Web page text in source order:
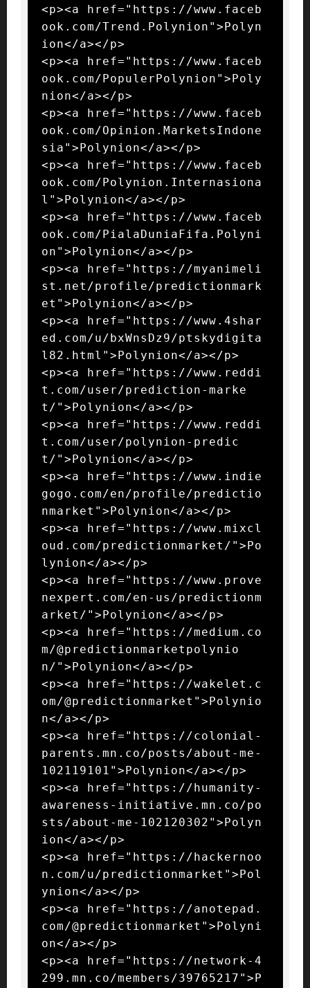
<p><a href="https://www.faceb
ook.com/Trend.Polynion">Polyn
ion</a></p>
<p><a href="https://www.faceb
ook.com/PopulerPolynion">Poly
nion</a></p>
<p><a href="https://www.faceb
ook.com/Opinion.MarketsIndone
sia">Polynion</a></p>
<p><a href="https://www.faceb
ook.com/Polynion.Internasiona
l">Polynion</a></p>
<p><a href="https://www.faceb
ook.com/PialaDuniaFifa.Polyni
on">Polynion</a></p>
<p><a href="https://myanimeli
st.net/profile/predictionmark
et">Polynion</a></p>
<p><a href="https://www.4shar
ed.com/u/bxWnsDz9/ptskydigita
l82.html">Polynion</a></p>
<p><a href="https://www.reddi
t.com/user/prediction-marke
t/">Polynion</a></p>
<p><a href="https://www.reddi
t.com/user/polynion-predic
t/">Polynion</a></p>
<p><a href="https://www.indie
gogo.com/en/profile/predictio
nmarket">Polynion</a></p>
<p><a href="https://www.mixcl
oud.com/predictionmarket/">Po
lynion</a></p>
<p><a href="https://www.prove
nexpert.com/en-us/predictionm
arket/">Polynion</a></p>
<p><a href="https://medium.co
m/@predictionmarketpolynio
n/">Polynion</a></p>
<p><a href="https://wakelet.c
om/@predictionmarket">Polynio
n</a></p>
<p><a href="https://colonial-
parents.mn.co/posts/about-me-
102119101">Polynion</a></p>
<p><a href="https://humanity-
awareness-initiative.mn.co/po
sts/about-me-102120302">Polyn
ion</a></p>
<p><a href="https://hackernoo
n.com/u/predictionmarket">Pol
ynion</a></p>
<p><a href="https://anotepad.
com/@predictionmarket">Polyni
on</a></p>
<p><a href="https://network-4
299.mn.co/members/39765217">P